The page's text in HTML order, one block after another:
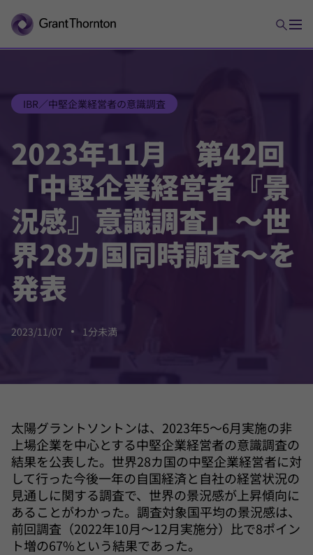
IBR／中堅企業経営者の意識調査
2023年11月 第42回
「中堅企業経営者『景
況感』意識調査」～世
界28カ国同時調査～を
発表
2023/11/07 1分未満
太陽グラントソントンは、2023年5～6月実施の非
上場企業を中心とする中堅企業経営者の意識調査の
結果を公表した。世界28カ国の中堅企業経営者に対
して行った今後一年の自国経済と自社の経営状況の
見通しに関する調査で、世界の景況感が上昇傾向に
あることがわかった。調査対象国平均の景況感は、
前回調査（2022年10月～12月実施分）比で8ポイン
ト増の67%という結果であった。